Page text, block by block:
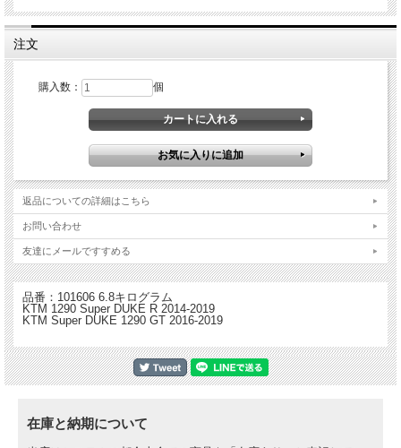
Tekmo テクモ が設計・製造したKTM 1290 Super DUKE R 2014-2019用チタンカー
ボンフルエキゾーストシステム。
非常に重く・高温になるキャタライザーを排除し、Super DUKE R が持つ真のパフ
美しい溶接、堅固な構造、メンテナンスに性に優れるボルトオン設計を採用。
カーボンエンドキャップのチタン製サイレンサーは、スロットルを捻れば素敵で深
いトーンを持つ咆哮のようなエキゾーストノートを轟かせます。
全回転域で流量、レスポンス、パフォーマンスを向上させ重量と温度を下げるKTM
1290 Super DUKE Rに最適なアップグレードシステムです。
特徴：
・エキゾーストシステムの軽量化
・チタン製エキゾーストパイプ
・チタン製サイレンサー／カーボン製エンドキャップ
・簡単に取り外せる消音バッフルが付属
・ボルトオン設計、加工などは必要ありません。
・高温で重いキャタライザーを排除
・18mm O2センサーに対応
注文
購入数： 個
返品についての詳細はこちら
お問い合わせ
友達にメールですすめる
品番：101606 6.8キログラム
KTM 1290 Super DUKE R 2014-2019
KTM Super DUKE 1290 GT 2016-2019
在庫と納期について